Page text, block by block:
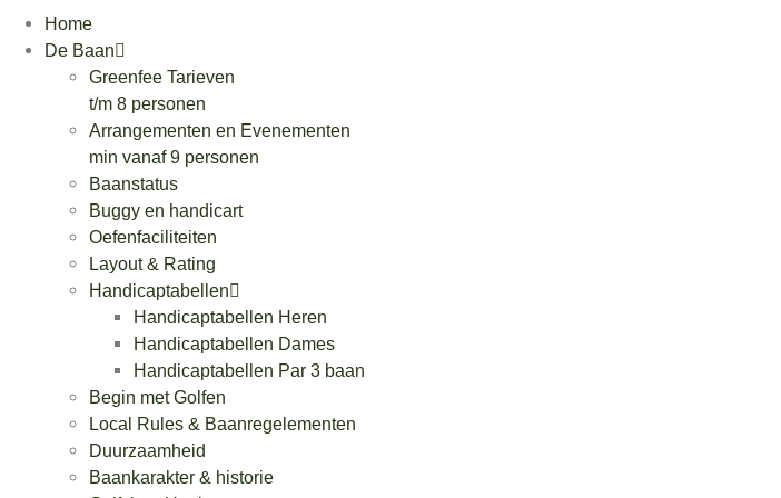
Home
De Baan
Greenfee Tarieven
t/m 8 personen
Arrangementen en Evenementen
min vanaf 9 personen
Baanstatus
Buggy en handicart
Oefenfaciliteiten
Layout & Rating
Handicaptabellen
Handicaptabellen Heren
Handicaptabellen Dames
Handicaptabellen Par 3 baan
Begin met Golfen
Local Rules & Baanregelementen
Duurzaamheid
Baankarakter & historie